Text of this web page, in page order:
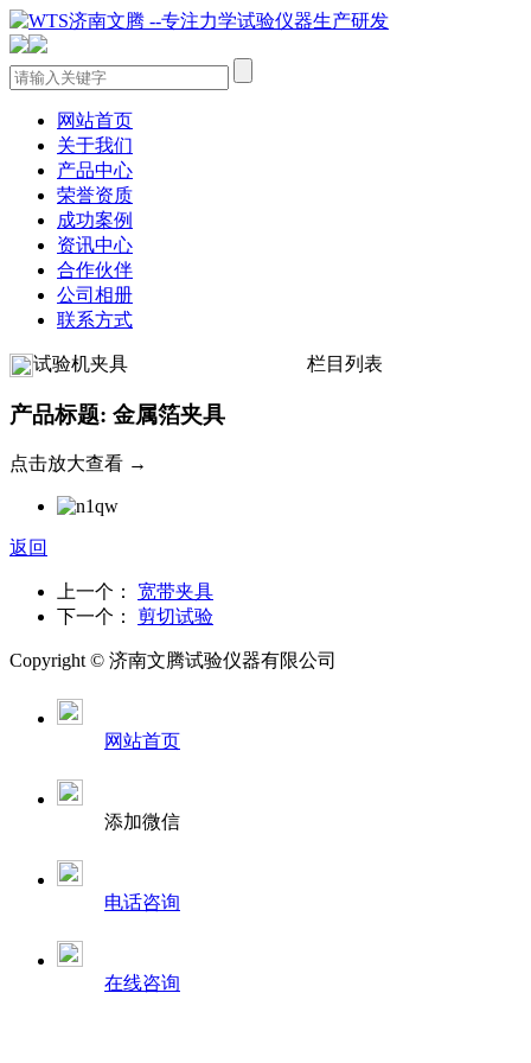
网站首页
关于我们
产品中心
荣誉资质
成功案例
资讯中心
合作伙伴
公司相册
联系方式
试验机夹具 栏目列表
产品标题: 金属箔夹具
点击放大查看 →
返回
上一个： 宽带夹具
下一个： 剪切试验
Copyright © 济南文腾试验仪器有限公司
网站首页
添加微信
电话咨询
在线咨询